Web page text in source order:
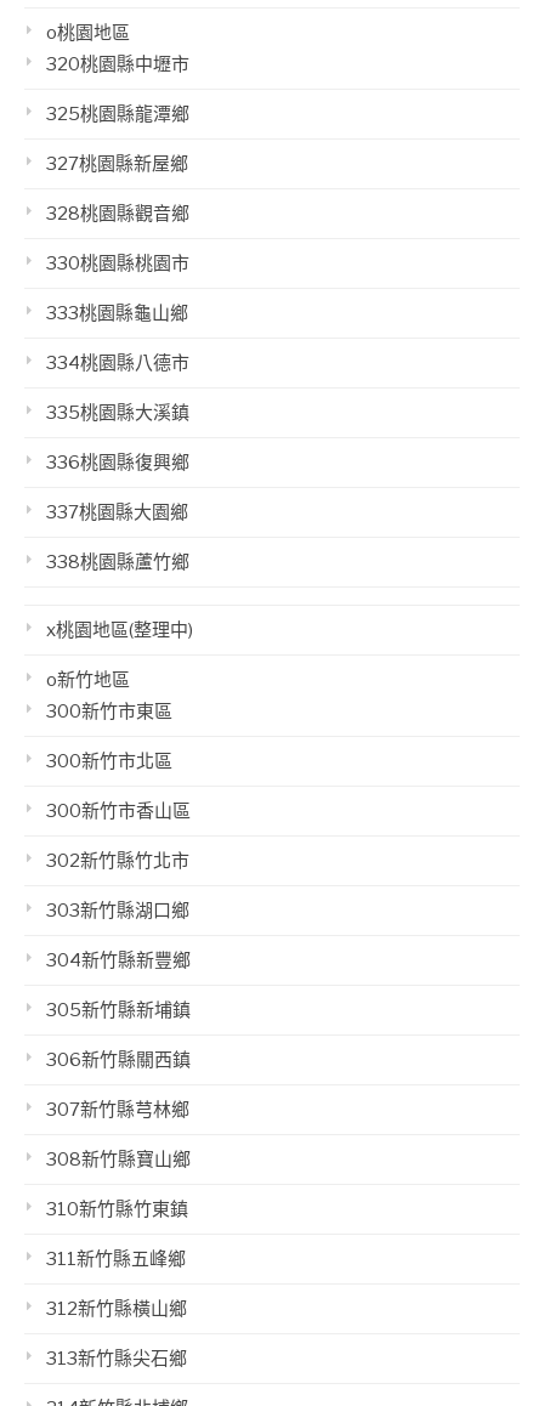
o桃園地區
320桃園縣中壢市
325桃園縣龍潭鄉
327桃園縣新屋鄉
328桃園縣觀音鄉
330桃園縣桃園市
333桃園縣龜山鄉
334桃園縣八德市
335桃園縣大溪鎮
336桃園縣復興鄉
337桃園縣大園鄉
338桃園縣蘆竹鄉
x桃園地區(整理中)
o新竹地區
300新竹市東區
300新竹市北區
300新竹市香山區
302新竹縣竹北市
303新竹縣湖口鄉
304新竹縣新豐鄉
305新竹縣新埔鎮
306新竹縣關西鎮
307新竹縣芎林鄉
308新竹縣寶山鄉
310新竹縣竹東鎮
311新竹縣五峰鄉
312新竹縣橫山鄉
313新竹縣尖石鄉